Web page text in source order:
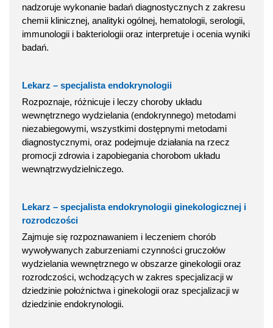
nadzoruje wykonanie badań diagnostycznych z zakresu
chemii klinicznej, analityki ogólnej, hematologii, serologii,
immunologii i bakteriologii oraz interpretuje i ocenia wyniki
badań.
Lekarz – specjalista endokrynologii
Rozpoznaje, różnicuje i leczy choroby układu
wewnętrznego wydzielania (endokrynnego) metodami
niezabiegowymi, wszystkimi dostępnymi metodami
diagnostycznymi, oraz podejmuje działania na rzecz
promocji zdrowia i zapobiegania chorobom układu
wewnątrzwydzielniczego.
Lekarz – specjalista endokrynologii ginekologicznej i
rozrodczości
Zajmuje się rozpoznawaniem i leczeniem chorób
wywoływanych zaburzeniami czynności gruczołów
wydzielania wewnętrznego w obszarze ginekologii oraz
rozrodczości, wchodzących w zakres specjalizacji w
dziedzinie położnictwa i ginekologii oraz specjalizacji w
dziedzinie endokrynologii.